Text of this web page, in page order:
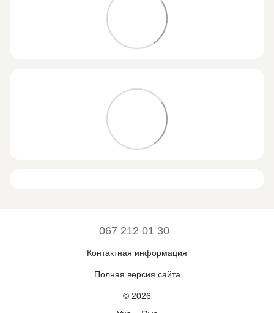
067 212 01 30
Контактная информация
Полная версия сайта
© 2026